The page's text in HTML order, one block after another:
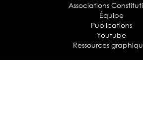
Associations
Équipe
Publications
Youtube
Ressources